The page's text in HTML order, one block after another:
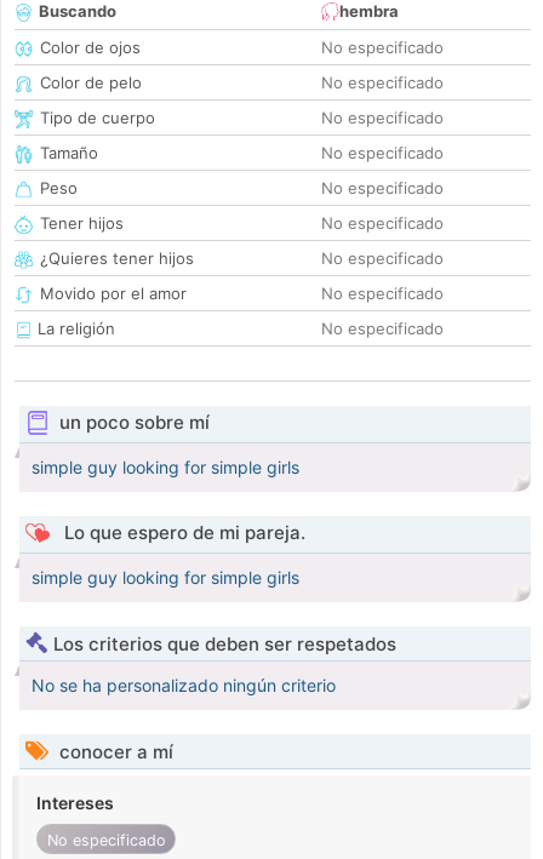
Buscando
hembra
Color de ojos
No especificado
Color de pelo
No especificado
Tipo de cuerpo
No especificado
Tamaño
No especificado
Peso
No especificado
Tener hijos
No especificado
¿Quieres tener hijos
No especificado
Movido por el amor
No especificado
La religión
No especificado
un poco sobre mí
simple guy looking for simple girls
Lo que espero de mi pareja.
simple guy looking for simple girls
Los criterios que deben ser respetados
No se ha personalizado ningún criterio
conocer a mí
Intereses
No especificado